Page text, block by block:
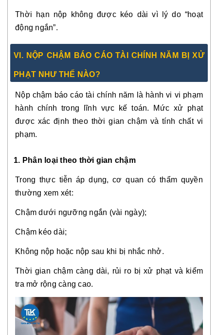
Thời hạn nộp không được kéo dài vì lý do “hoạt
động ngắn”.
VI. NỘP CHẬM BÁO CÁO TÀI CHÍNH NĂM BỊ XỬ
PHẠT NHƯ THẾ NÀO?
Nộp chậm báo cáo tài chính năm là hành vi vi phạm
hành chính trong lĩnh vực kế toán. Mức xử phạt
được xác định theo thời gian chậm và tính chất vi
phạm.
1. Phân loại theo thời gian chậm
Trong thực tiễn áp dụng, cơ quan có thẩm quyền
thường xem xét:
Chậm dưới ngưỡng ngắn (vài ngày);
Chậm kéo dài;
Không nộp hoặc nộp sau khi bị nhắc nhở.
Thời gian chậm càng dài, rủi ro bị xử phạt và kiểm
tra mở rộng càng cao.